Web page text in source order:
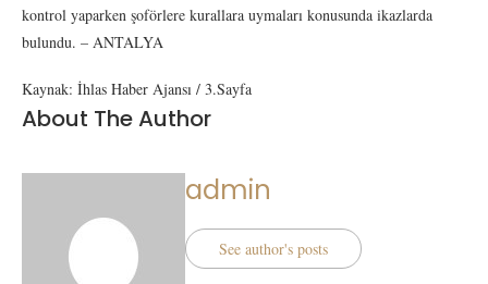
kontrol yaparken şoförlere kurallara uymaları konusunda ikazlarda
bulundu. – ANTALYA
Kaynak: İhlas Haber Ajansı / 3.Sayfa
About The Author
admin
See author's posts